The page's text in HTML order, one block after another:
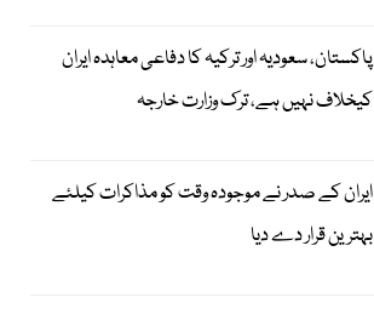
پاکستان، سعودیہ اور ترکیہ کا دفاعی معاہدہ ایران
کیخلاف نہیں ہے، ترک وزارت خارجہ
ایران کے صدر نے موجودہ وقت کو مذاکرات کیلئے
بہترین قرار دے دیا